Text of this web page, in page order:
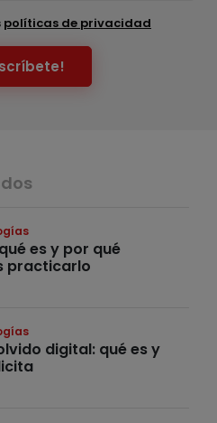
políticas de privacidad
es y por qué
practicarlo
digital: qué es y